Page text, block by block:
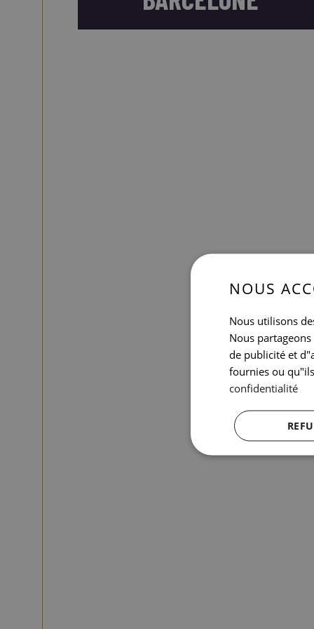
NOUS
Nous utilisons
Nous
de publicité et
fournies ou
confidentialité